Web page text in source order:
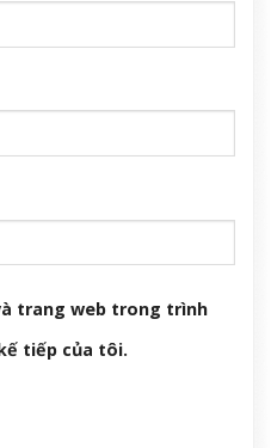
trang web trong trình
tiếp của tôi.